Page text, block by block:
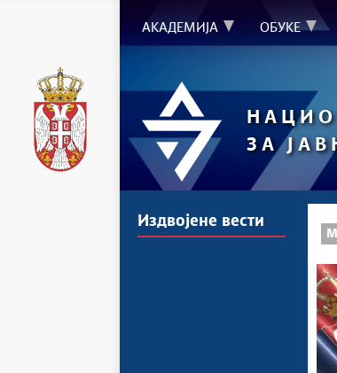
АКАДЕМИЈА ОБУКЕ
ЗА
Издвојене вести